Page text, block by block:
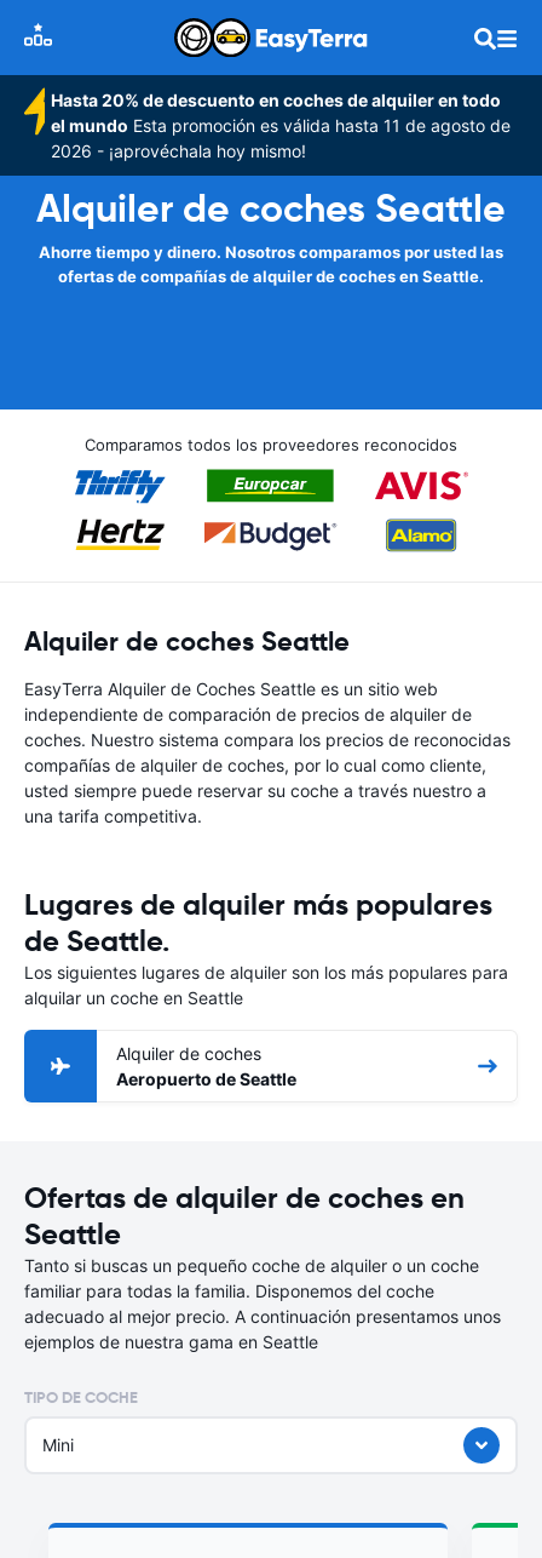
Hasta 20% de descuento en coches de alquiler en todo
el mundo Esta promoción es válida hasta 11 de agosto de
2026 - ¡aprovéchala hoy mismo!
Alquiler de coches Seattle
Ahorre tiempo y dinero. Nosotros comparamos por usted las
ofertas de compañías de alquiler de coches en Seattle.
Comparamos todos los proveedores reconocidos
Alquiler de coches Seattle
EasyTerra Alquiler de Coches Seattle es un sitio web
independiente de comparación de precios de alquiler de
coches. Nuestro sistema compara los precios de reconocidas
compañías de alquiler de coches, por lo cual como cliente,
usted siempre puede reservar su coche a través nuestro a
una tarifa competitiva.
Lugares de alquiler más populares
de Seattle.
Los siguientes lugares de alquiler son los más populares para
alquilar un coche en Seattle
Alquiler de coches
Aeropuerto de Seattle
Ofertas de alquiler de coches en
Seattle
Tanto si buscas un pequeño coche de alquiler o un coche
familiar para todas la familia. Disponemos del coche
adecuado al mejor precio. A continuación presentamos unos
ejemplos de nuestra gama en Seattle
TIPO DE COCHE
Mini